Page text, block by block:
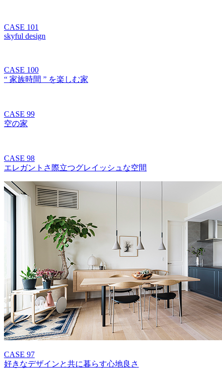
CASE 101
skyful design
CASE 100
“ 家族時間 ” を楽しむ家
CASE 99
空の家
CASE 98
エレガントさ際立つグレイッシュな空間
CASE 97
好きなデザインと共に暮らす心地良さ